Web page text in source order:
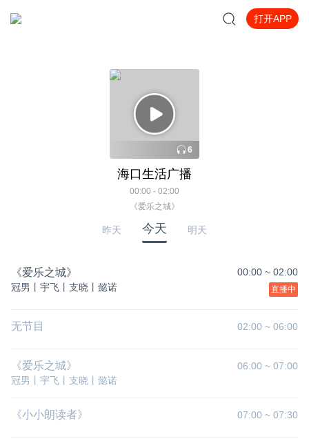
打开APP
6
海口生活广播
00:00 - 02:00
《爱乐之城》
昨天 今天 明天
《爱乐之城》 00:00 ~ 02:00
冠男丨宇飞丨支晓丨懿诺
直播中
无节目 02:00 ~ 06:00
《爱乐之城》 06:00 ~ 07:00
冠男丨宇飞丨支晓丨懿诺
《小小朗读者》 07:00 ~ 07:30